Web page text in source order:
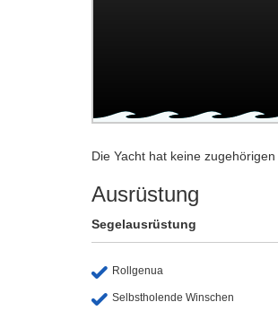
Die Yacht hat keine zugehörigen
Ausrüstung
Segelausrüstung
Rollgenua
Selbstholende Winschen